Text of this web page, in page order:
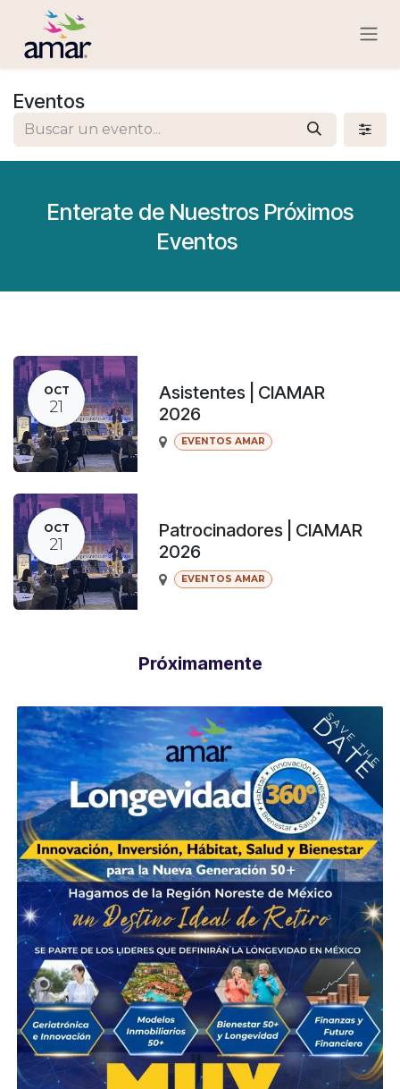
Ir al contenido
Eventos
Enterate de Nuestros Próximos
Eventos
OCT
21
Asistentes | CIAMAR
2026
EVENTOS AMAR
OCT
21
Patrocinadores | CIAMAR
2026
EVENTOS AMAR
Próximamente